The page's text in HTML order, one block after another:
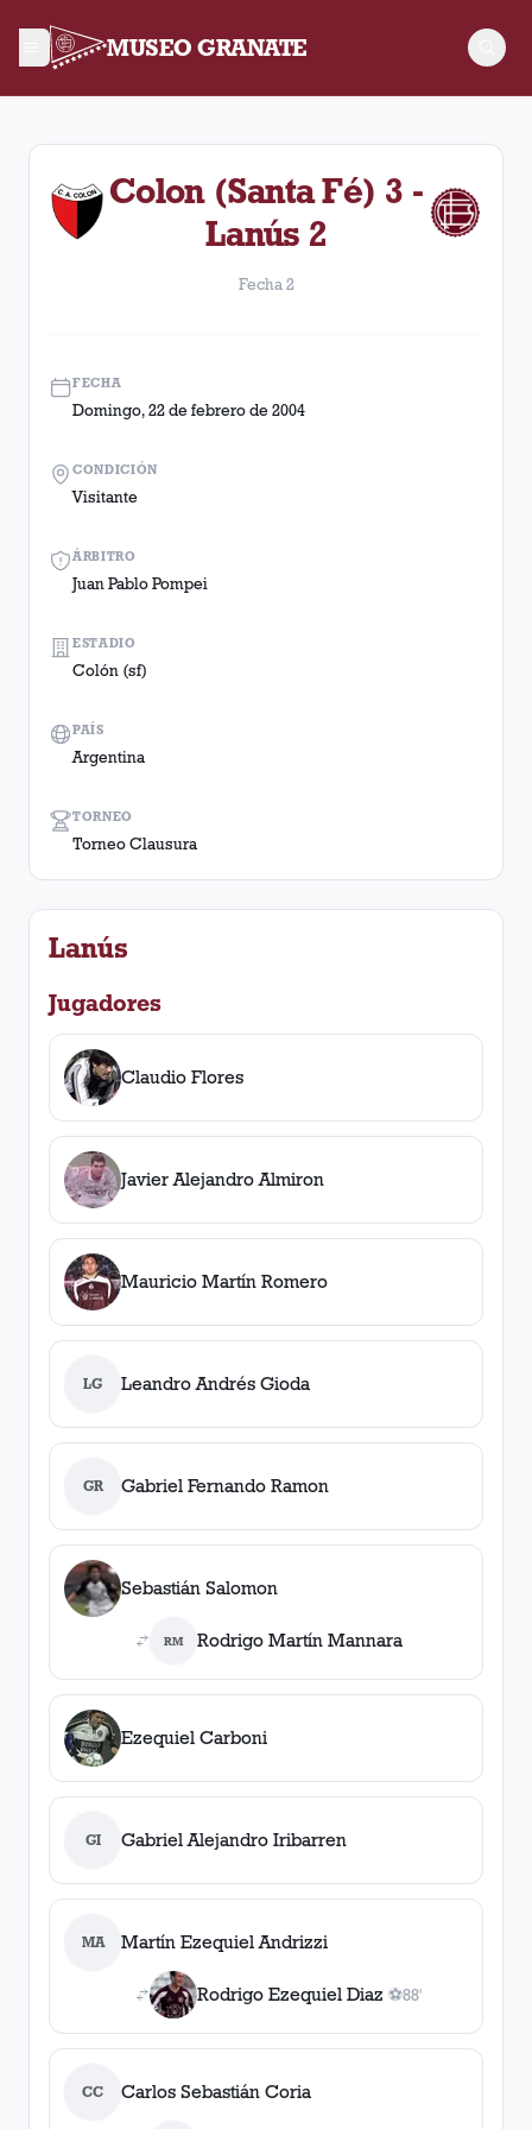
MUSEO GRANATE
Fecha 2. Partido entre Lanús y Colon (Santa Fé) disputado
Colon (Santa Fé) 3 -
Lanús 2
Fecha 2
FECHA
Domingo, 22 de febrero de 2004
ÁRBITRO
Juan Pablo Pompei
TORNEO
Torneo Clausura
CONDICIÓN
Visitante
ESTADIO
Colón (sf)
PAÍS
Argentina
Lanús
Jugadores
Claudio Flores
Javier Alejandro Almiron
Mauricio Martín Romero
LG Leandro Andrés Gioda
GR Gabriel Fernando Ramon
Sebastián Salomon
RM Rodrigo Martín Mannara
Ezequiel Carboni
GI Gabriel Alejandro Iribarren
MA Martín Ezequiel Andrizzi
Rodrigo Ezequiel Diaz ⚽
1gol
88'
CC Carlos Sebastián Coria